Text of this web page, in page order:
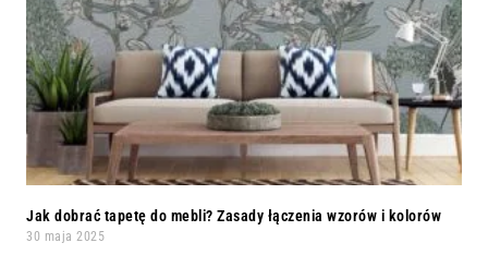
Jak dobrać tapetę do mebli? Zasady łączenia wzorów i kolorów
30 maja 2025